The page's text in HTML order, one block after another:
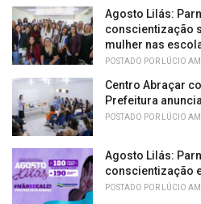
Agosto Lilás:
conscientização
mulher nas
POSTADO POR LÚCIO
Centro Abraçar
Prefeitura
POSTADO POR LÚCIO
Agosto Lilás:
conscientização
POSTADO POR LÚCIO